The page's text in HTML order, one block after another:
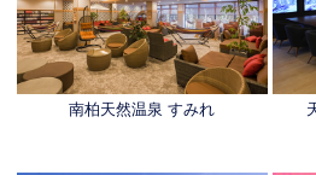
南柏天然温泉 すみれ